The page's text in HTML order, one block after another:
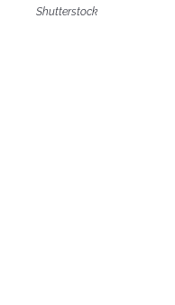
Shutterstock